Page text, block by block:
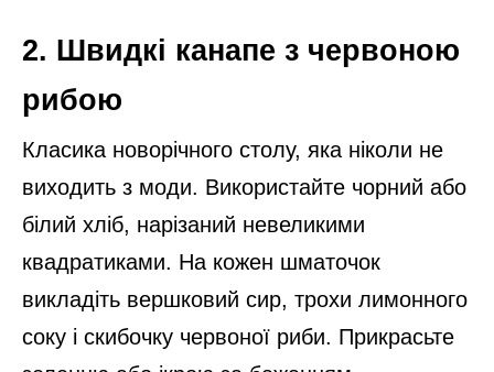
2. Швидкі канапе з червоною
рибою
Класика новорічного столу, яка ніколи не
виходить з моди. Використайте чорний або
білий хліб, нарізаний невеликими
квадратиками. На кожен шматочок
викладіть вершковий сир, трохи лимонного
соку і скибочку червоної риби. Прикрасьте